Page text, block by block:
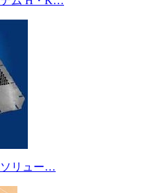
ソリュー…